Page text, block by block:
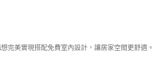
完美實現搭配免費室內設計，讓居家空間更舒適。